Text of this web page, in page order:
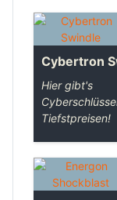
Cybertron
Hier gibt's
Tiefstpreisen!